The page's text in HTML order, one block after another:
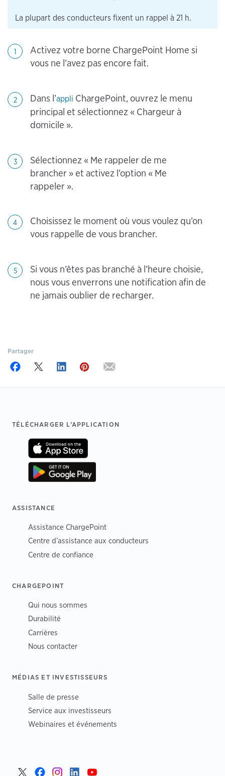
La plupart des conducteurs fixent un rappel à 21 h.
1
Activez votre borne ChargePoint Home si
vous ne l’avez pas encore fait.
2 Dans l’appli ChargePoint, ouvrez le menu
principal et sélectionnez « Chargeur à
domicile ».
3
Sélectionnez « Me rappeler de me
brancher » et activez l’option « Me
rappeler ».
4
Choisissez le moment où vous voulez qu’on
vous rappelle de vous brancher.
5
Si vous n’êtes pas branché à l’heure choisie,
nous vous enverrons une notification afin de
ne jamais oublier de recharger.
Partager
Footer
TÉLÉCHARGER L’APPLICATION
ASSISTANCE
Assistance ChargePoint
Centre d’assistance aux conducteurs
Centre de confiance
CHARGEPOINT
Qui nous sommes
Durabilité
Carrières
Nous contacter
MÉDIAS ET INVESTISSEURS
Salle de presse
Service aux investisseurs
Webinaires et événements